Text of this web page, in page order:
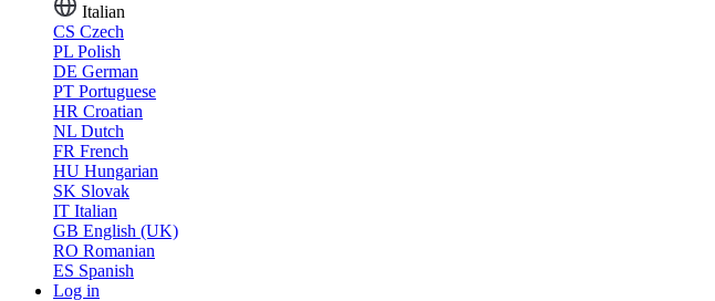
Italian
CS Czech
PL Polish
DE German
PT Portuguese
HR Croatian
NL Dutch
FR French
HU Hungarian
SK Slovak
IT Italian
GB English (UK)
RO Romanian
ES Spanish
Log in